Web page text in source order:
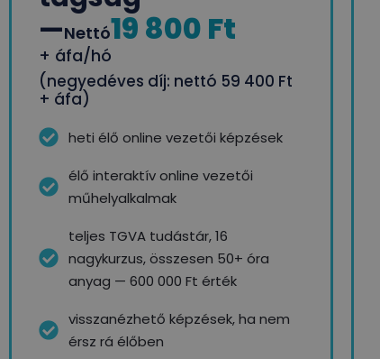
—Nettó19 800 Ft
+ áfa/hó
(negyedéves díj: nettó 59 400 Ft
+ áfa)
heti élő online vezetői képzések
élő interaktív online vezetői
műhelyalkalmak
teljes TGVA tudástár, 16
nagykurzus, összesen 50+ óra
anyag — 600 000 Ft érték
visszanézhető képzések, ha nem
érsz rá élőben